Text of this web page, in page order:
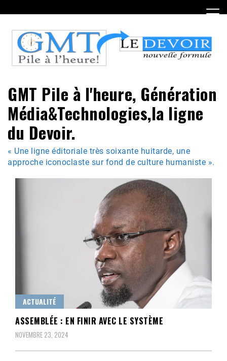
to
content
GMT Pile à l'heure, Génération
Média&Technologies,la ligne
du Devoir.
« Une ligne éditoriale très soixante huitarde, une
approche iconoclaste sur fond de culture humaniste ».
ACTUALITÉ
ASSEMBLÉE : EN FINIR AVEC LE SYSTÈME
NOVEMBRE 23, 2024